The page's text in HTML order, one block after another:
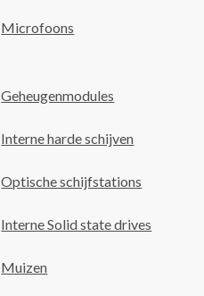
Microfoons
Geheugenmodules
Interne harde schijven
Optische schijfstations
Interne Solid state drives
Muizen